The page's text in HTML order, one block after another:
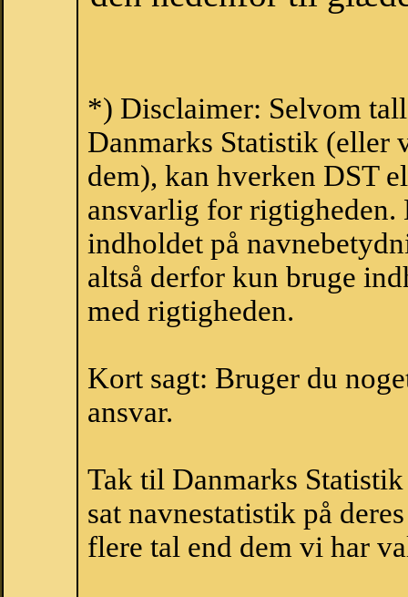
*) Disclaimer: Selvom
Danmarks Statistik (eller
dem), kan hverken DST
ansvarlig for
indholdet på
altså derfor kun bruge
med rigtigheden.
Kort sagt: Bruger du
ansvar.
Tak til Danmarks
sat navnestatistik på
flere tal end dem vi har